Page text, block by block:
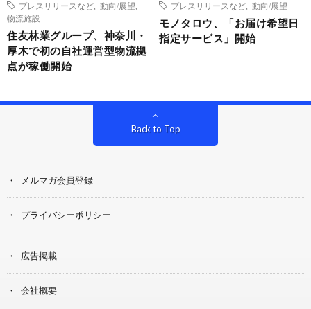
プレスリリースなど
動向/展望
物流施設
住友林業グループ、神奈川・
厚木で初の自社運営型物流拠
点が稼働開始
プレスリリースなど
動向/展望
モノタロウ、「お届け希望日
指定サービス」開始
Back to Top
メルマガ会員登録
プライバシーポリシー
広告掲載
会社概要